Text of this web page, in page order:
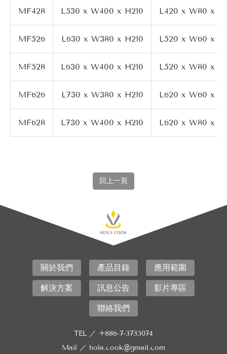
MF428 L530 x W400 x H210 L420 x W80 x
MF526 L630 x W380 x H210 L520 x W60 x
MF528 L630 x W400 x H210 L520 x W80 x
MF626 L730 x W380 x H210 L620 x W60 x
MF628 L730 x W400 x H210 L620 x W80 x
回上一頁
關於我們 產品目錄 應用範圍
解決方案 訊息公告 影片專區
聯絡我們
TEL ／ +886-7-3733074
Mail ／ hola.cook@gmail.com